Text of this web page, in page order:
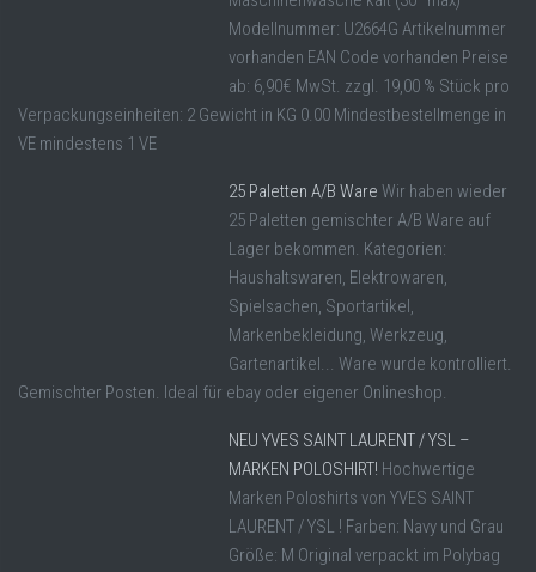
Modellnummer: U2664G Artikelnummer
vorhanden EAN Code vorhanden Preise
ab: 6,90€ MwSt. zzgl. 19,00 % Stück pro
Verpackungseinheiten: 2 Gewicht in KG 0.00 Mindestbestellmenge in
VE mindestens 1 VE
25 Paletten A/B Ware Wir haben wieder
25 Paletten gemischter A/B Ware auf
Lager bekommen. Kategorien:
Haushaltswaren, Elektrowaren,
Spielsachen, Sportartikel,
Markenbekleidung, Werkzeug,
Gartenartikel... Ware wurde kontrolliert.
Gemischter Posten. Ideal für ebay oder eigener Onlineshop.
NEU YVES SAINT LAURENT / YSL –
MARKEN POLOSHIRT! Hochwertige
Marken Poloshirts von YVES SAINT
LAURENT / YSL ! Farben: Navy und Grau
Größe: M Original verpackt im Polybag